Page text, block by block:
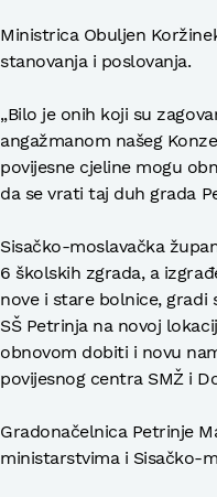
Ministrica Obuljen
stanovanja i poslovanja.
„Bilo je onih koji su
angažmanom našeg
povijesne cjeline mogu
da se vrati taj duh grada
Sisačko-moslavačka
6 školskih zgrada, a
nove i stare bolnice, gradi
SŠ Petrinja na novoj
obnovom dobiti i novu
povijesnog centra SMŽ i
Gradonačelnica Petrinje
ministarstvima i Sisačko-